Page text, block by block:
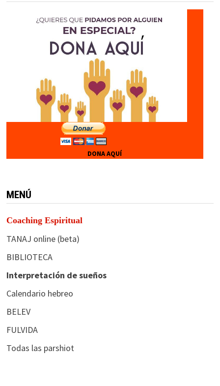
DONA AQUÍ
MENÚ
Coaching Espiritual
TANAJ online (beta)
BIBLIOTECA
Interpretación de sueños
Calendario hebreo
BELEV
FULVIDA
Todas las parshiot